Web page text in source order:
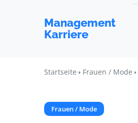
Management
Karriere
Startseite Frauen / Mode
Frauen / Mode